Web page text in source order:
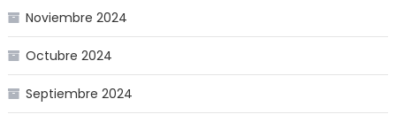
Noviembre 2024
Octubre 2024
Septiembre 2024